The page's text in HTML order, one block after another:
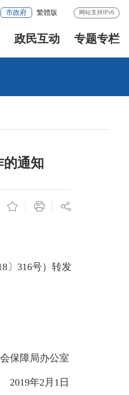
市政府 繁體版 网站支持IPv6
政民互动 专题专栏
的通知
〕 316号）转发
保障局办公室
2019年2 月 1 日